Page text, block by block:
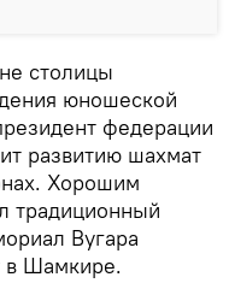
столицы
юношеской
федерации
развитию шахмат
Хорошим
традиционный
Вугара
в Шамкире.